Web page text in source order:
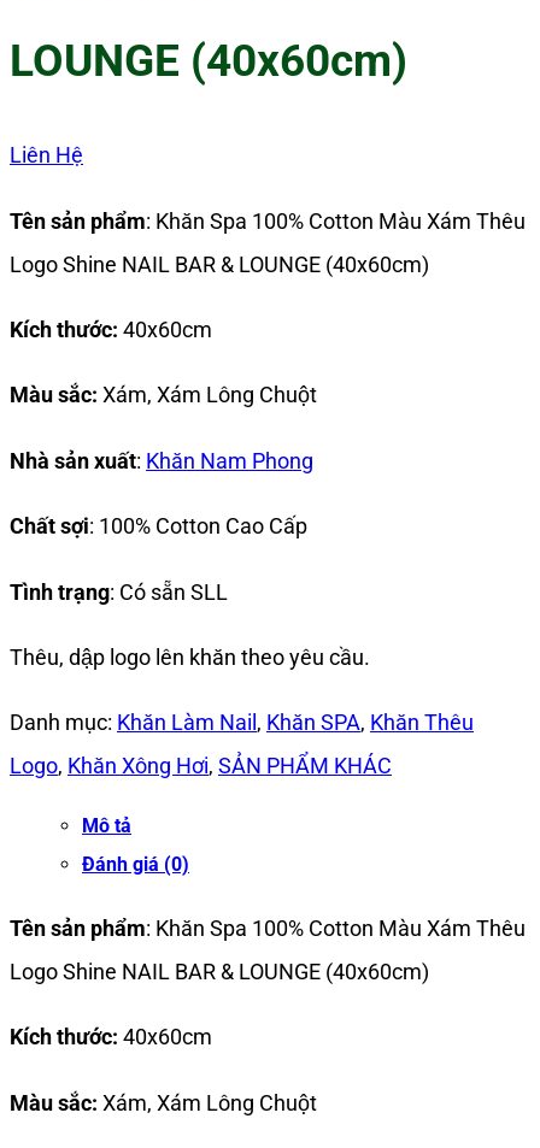
LOUNGE (40x60cm)
Liên Hệ
Tên sản phẩm: Khăn Spa 100% Cotton Màu Xám Thêu
Logo Shine NAIL BAR & LOUNGE (40x60cm)
Kích thước: 40x60cm
Màu sắc: Xám, Xám Lông Chuột
Nhà sản xuất: Khăn Nam Phong
Chất sợi: 100% Cotton Cao Cấp
Tình trạng: Có sẵn SLL
Thêu, dập logo lên khăn theo yêu cầu.
Danh mục: Khăn Làm Nail , Khăn SPA, Khăn Thêu
Logo, Khăn Xông Hơi, SẢN PHẨM KHÁC
Mô tả
Đánh giá (0)
Tên sản phẩm: Khăn Spa 100% Cotton Màu Xám Thêu
Logo Shine NAIL BAR & LOUNGE (40x60cm)
Kích thước: 40x60cm
Màu sắc: Xám, Xám Lông Chuột